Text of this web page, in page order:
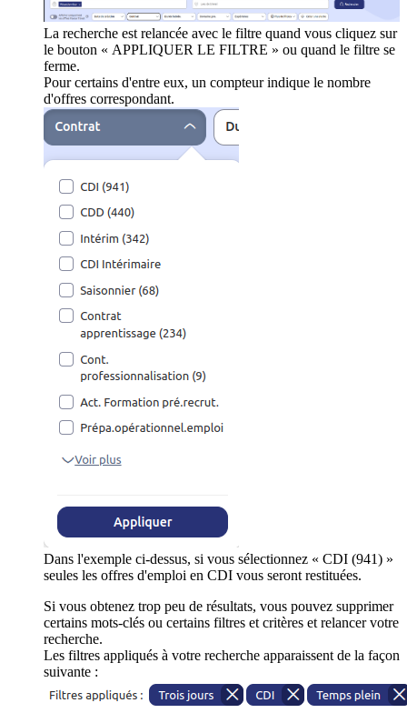
La recherche est relancée avec le filtre quand vous cliquez sur
le bouton « APPLIQUER LE FILTRE » ou quand le filtre se
ferme.
Pour certains d'entre eux, un compteur indique le nombre
d'offres correspondant.
Dans l'exemple ci-dessus, si vous sélectionnez « CDI (941) »
seules les offres d'emploi en CDI vous seront restituées.
Si vous obtenez trop peu de résultats, vous pouvez supprimer
certains mots-clés ou certains filtres et critères et relancer votre
recherche.
Les filtres appliqués à votre recherche apparaissent de la façon
suivante :